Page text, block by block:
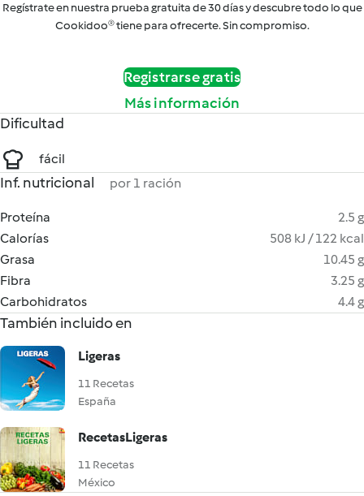
Regístrate en nuestra prueba gratuita de 30 días y descubre todo lo que
Cookidoo® tiene para ofrecerte. Sin compromiso.
Registrarse gratis
Más información
Dificultad
fácil
Inf. nutricional por 1 ración
Proteína
2.5 g
Calorías
508 kJ / 122 kcal
Grasa
10.45 g
Fibra
3.25 g
Carbohidratos
4.4 g
También incluido en
Ligeras
11 Recetas
España
RecetasLigeras
11 Recetas
México